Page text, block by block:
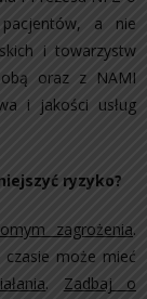
pacjentów, a nie
i towarzystw
oraz z NAMI
i jakości usług
ryzyko?
zagrożenia.
może mieć
. Zadbaj o